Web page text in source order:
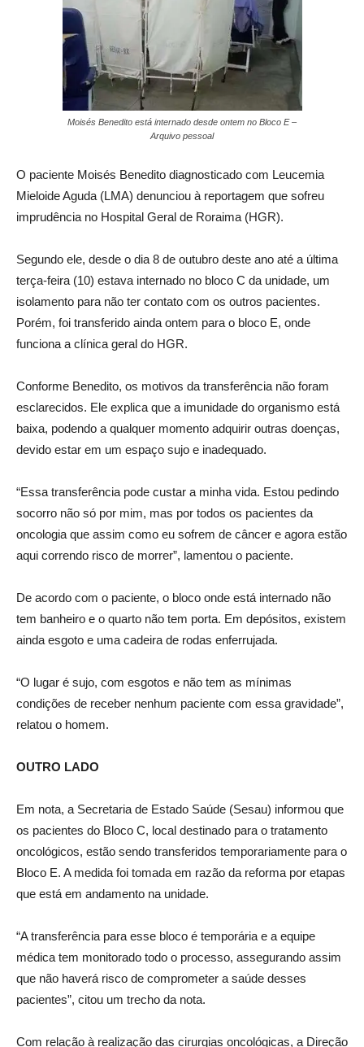
Moisés Benedito está internado desde ontem no Bloco E –
Arquivo pessoal
O paciente Moisés Benedito diagnosticado com Leucemia
Mieloide Aguda (LMA) denunciou à reportagem que sofreu
imprudência no Hospital Geral de Roraima (HGR).
Segundo ele, desde o dia 8 de outubro deste ano até a última
terça-feira (10) estava internado no bloco C da unidade, um
isolamento para não ter contato com os outros pacientes.
Porém, foi transferido ainda ontem para o bloco E, onde
funciona a clínica geral do HGR.
Conforme Benedito, os motivos da transferência não foram
esclarecidos. Ele explica que a imunidade do organismo está
baixa, podendo a qualquer momento adquirir outras doenças,
devido estar em um espaço sujo e inadequado.
“Essa transferência pode custar a minha vida. Estou pedindo
socorro não só por mim, mas por todos os pacientes da
oncologia que assim como eu sofrem de câncer e agora estão
aqui correndo risco de morrer”, lamentou o paciente.
De acordo com o paciente, o bloco onde está internado não
tem banheiro e o quarto não tem porta. Em depósitos, existem
ainda esgoto e uma cadeira de rodas enferrujada.
“O lugar é sujo, com esgotos e não tem as mínimas
condições de receber nenhum paciente com essa gravidade”,
relatou o homem.
OUTRO LADO
Em nota, a Secretaria de Estado Saúde (Sesau) informou que
os pacientes do Bloco C, local destinado para o tratamento
oncológicos, estão sendo transferidos temporariamente para o
Bloco E. A medida foi tomada em razão da reforma por etapas
que está em andamento na unidade.
“A transferência para esse bloco é temporária e a equipe
médica tem monitorado todo o processo, assegurando assim
que não haverá risco de comprometer a saúde desses
pacientes”, citou um trecho da nota.
Com relação à realização das cirurgias oncológicas, a Direção